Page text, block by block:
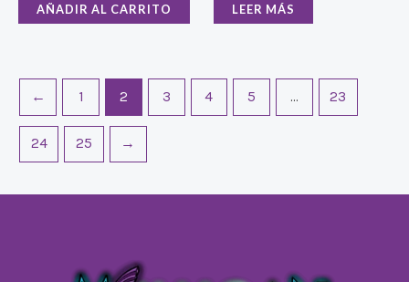
AÑADIR AL CARRITO LEER MÁS
← 1 2 3 4 5 … 23
24 25 →